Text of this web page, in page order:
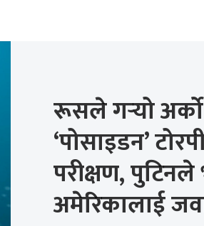
रूसले गर्‍यो
‘पोसाइडन’
परीक्षण,
अमेरिकालाई